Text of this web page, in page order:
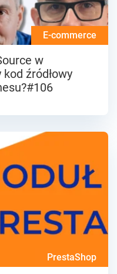
E-commerce
w
źródłowy
PrestaShop